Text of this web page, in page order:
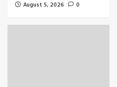
August 5, 2026
0